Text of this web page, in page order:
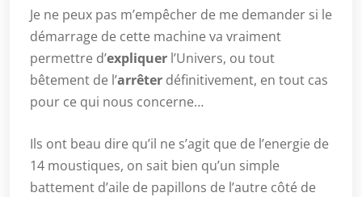
Je ne peux pas m’empêcher de me demander si le
démarrage de cette machine va vraiment
permettre d’expliquer l’Univers, ou tout
bêtement de l’arrêter définitivement, en tout cas
pour ce qui nous concerne…
Ils ont beau dire qu’il ne s’agit que de l’energie de
14 moustiques, on sait bien qu’un simple
battement d’aile de papillons de l’autre côté de